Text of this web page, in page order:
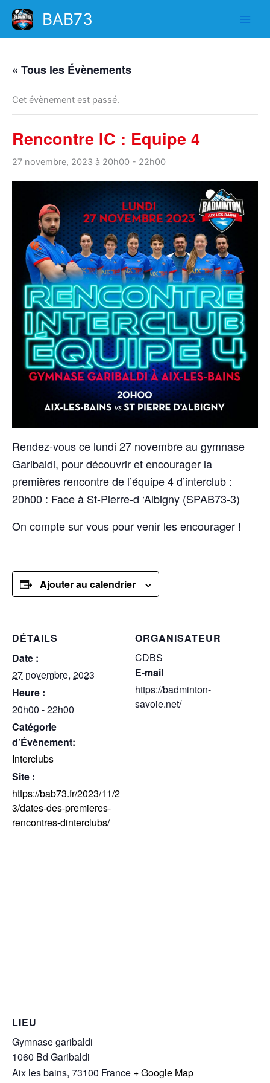
Aller
contenu
BAB73
« Tous les Évènements
Cet évènement est passé.
Rencontre IC : Equipe 4
27 novembre, 2023 à 20h00 - 22h00
Rendez-vous ce lundi 27 novembre au gymnase
Garibaldi, pour découvrir et encourager la
premières rencontre de l’équipe 4 d’interclub :
20h00 : Face à St-Pierre-d ‘Albigny (SPAB73-3)
On compte sur vous pour venir les encourager !
Ajouter au calendrier
DÉTAILS
Date :
27 novembre, 2023
Heure :
20h00 - 22h00
Catégorie
d’Évènement:
Interclubs
Site :
https://bab73.fr/2023/11/2
3/dates-des-premieres-
rencontres-dinterclubs/
ORGANISATEUR
CDBS
E-mail
https://badminton-
savoie.net/
LIEU
Gymnase garibaldi
1060 Bd Garibaldi
Aix les bains, 73100 France + Google Map